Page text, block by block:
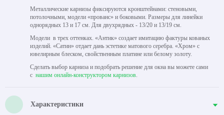
Металлические карнизы фиксируются кронштейнами: стеновыми,
потолочными, модели «прованс» и боковыми. Размеры для линейки
однорядных 13 и 17 см. Для двухрядных - 13/20 и 13/19 см.
Модели в трех оттенках. «Антик» создает имитацию фактуры кованых
изделий. «Сатин» отдает дань эстетике матового серебра. «Хром» с
ювелирным блеском, свойственным платине или белому золоту.
Сделать выбор карниза и подобрать решение для окна вы можете сами
с нашим онлайн-конструктором карнизов.
Характеристики